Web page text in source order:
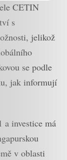
CETIN
s
jelikož
se podle
jak informují
a investice má
v oblasti